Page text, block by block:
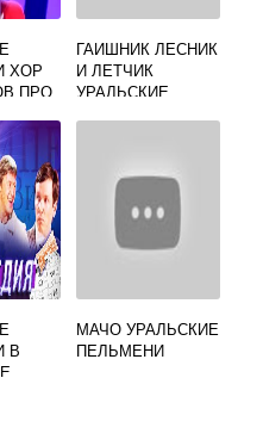
ХОР
ПРО
ГАИШНИК ЛЕСНИК
И ЛЕТЧИК
УРАЛЬСКИЕ
В
МАЧО УРАЛЬСКИЕ
ПЕЛЬМЕНИ